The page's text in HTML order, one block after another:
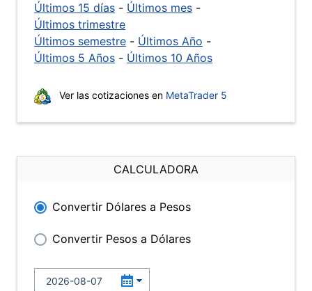
Últimos 15 días - Últimos mes -
Últimos trimestre
Últimos semestre - Últimos Año -
Últimos 5 Años - Últimos 10 Años
Ver las cotizaciones en MetaTrader 5
CALCULADORA
Convertir Dólares a Pesos
Convertir Pesos a Dólares